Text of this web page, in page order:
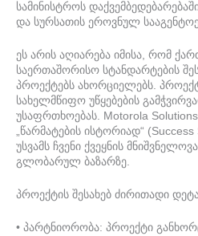
სამინისტროს
და სურსათის ეროვნულ
ეს არის აღიარება იმისა, რომ
საერთაშორისო სტანდარტების
პროექტებს ახორციელებს.
სახელმწიფო უწყებების
უსაფრთხოებას. Motorola
„წარმატების ისტორიად“ (Success
უსვამს ჩვენი ქვეყნის
გლობარულ ბაზარზე.
პროექტის შესახებ ძირითადი
• პარტნიორობა: პროექტი